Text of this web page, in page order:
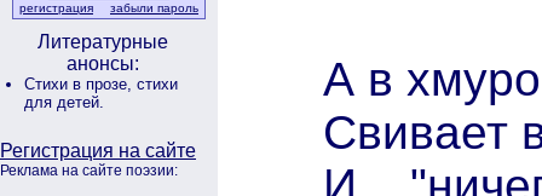
регистрация забыли пароль
Литературные
анонсы:
Стихи в прозе, стихи
для детей.
Регистрация на сайте
Реклама на сайте поэзии:
А в
Свивает
И...